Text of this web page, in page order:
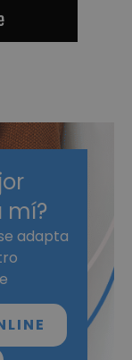
mí?
adapta